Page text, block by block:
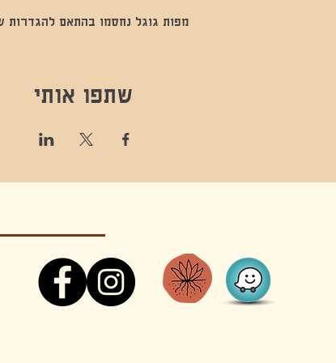
מפות גוגל נחסמו בהתאם להגדרות
שתפו אותי